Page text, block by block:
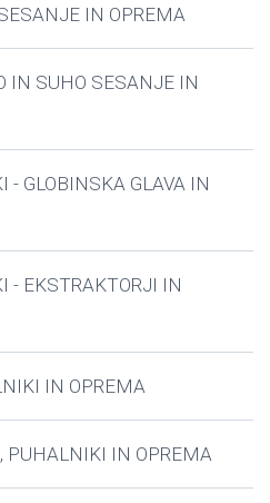
IN OPREMA
IN SUHO SESANJE IN
- GLOBINSKA GLAVA IN
- EKSTRAKTORJI IN
IN OPREMA
PUHALNIKI IN OPREMA